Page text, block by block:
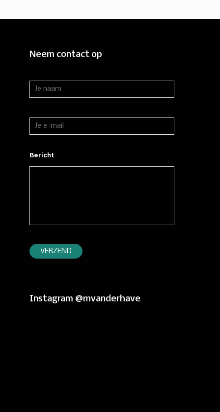
Neem contact op
Bericht
Instagram @mvanderhave